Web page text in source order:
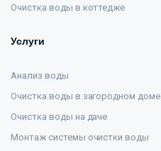
Очистка воды в коттедже
Услуги
Анализ воды
Очистка воды в загородном доме
Очистка воды на даче
Монтаж системы очистки воды